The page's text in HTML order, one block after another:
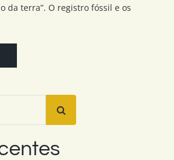
da terra”. O registro fóssil e os